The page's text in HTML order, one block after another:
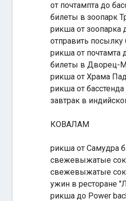
от пoчтампта до
билеты в зоопарк
рикша от зоопарка
отправить посылку
рикша от почтамта
билеты в Дворец-
рикша от Храма
рикша от
завтрак в
КОВАЛАМ
рикша от Самудра
свежевыжатые
свежевыжатые
ужин в ресторане
рикша до Power